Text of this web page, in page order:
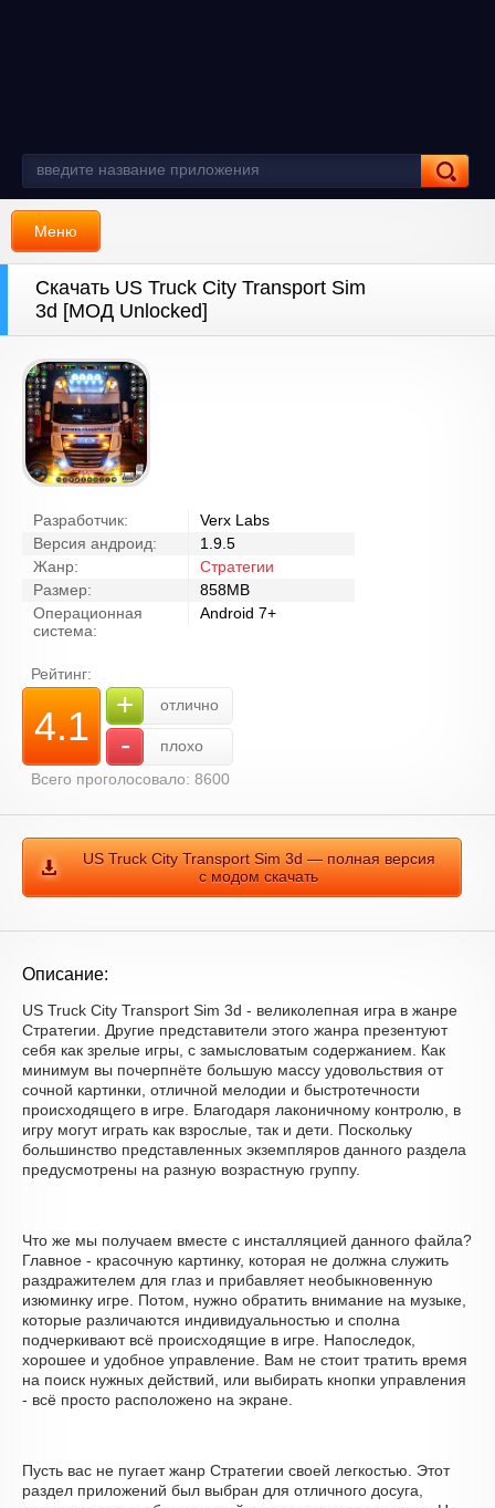
Меню
Скачать US Truck City Transport Sim
3d [МОД Unlocked]
Разработчик:
Verx Labs
Версия андроид:
1.9.5
Жанр:
Стратегии
Размер:
858MB
Операционная
система:
Android 7+
Рейтинг:
4.1 + отлично
-
плохо
Всего проголосовало: 8600
US Truck City Transport Sim 3d — полная версия
с модом скачать
Описание:
US Truck City Transport Sim 3d - великолепная игра в жанре
Стратегии. Другие представители этого жанра презентуют
себя как зрелые игры, с замысловатым содержанием. Как
минимум вы почерпнёте большую массу удовольствия от
сочной картинки, отличной мелодии и быстротечности
происходящего в игре. Благодаря лаконичному контролю, в
игру могут играть как взрослые, так и дети. Поскольку
большинство представленных экземпляров данного раздела
предусмотрены на разную возрастную группу.
Что же мы получаем вместе с инсталляцией данного файла?
Главное - красочную картинку, которая не должна служить
раздражителем для глаз и прибавляет необыкновенную
изюминку игре. Потом, нужно обратить внимание на музыке,
которые различаются индивидуальностью и сполна
подчеркивают всё происходящие в игре. Напоследок,
хорошее и удобное управление. Вам не стоит тратить время
на поиск нужных действий, или выбирать кнопки управления
- всё просто расположено на экране.
Пусть вас не пугает жанр Стратегии своей легкостью. Этот
раздел приложений был выбран для отличного досуга,